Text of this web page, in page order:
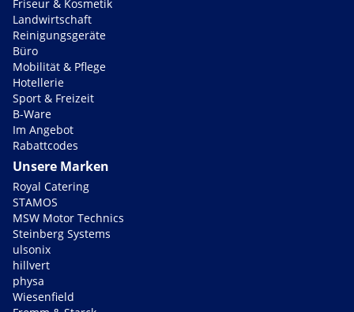
Friseur & Kosmetik
Landwirtschaft
Reinigungsgeräte
Büro
Mobilität & Pflege
Hotellerie
Sport & Freizeit
B-Ware
Im Angebot
Rabattcodes
Unsere Marken
Royal Catering
STAMOS
MSW Motor Technics
Steinberg Systems
ulsonix
hillvert
physa
Wiesenfield